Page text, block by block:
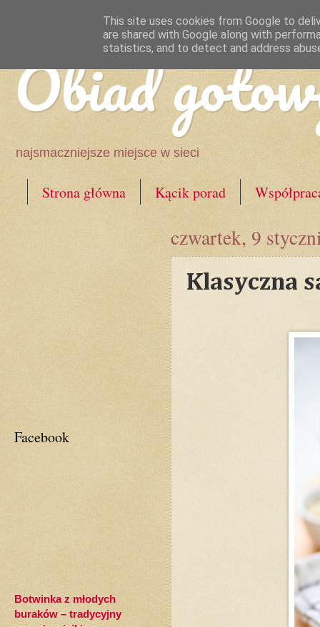
Obiad
najsmaczniejsze miejsce w sieci
Strona główna Kącik porad
czwartek, 9
Klasyczna
Facebook
Botwinka z młodych
buraków – tradycyjny
This site uses cookies from Google to
are shared with Google along with
statistics, and to detect and address